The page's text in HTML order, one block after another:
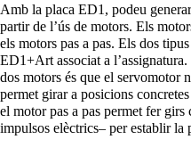
Amb la placa ED1, podeu
partir de l’ús de motors. Els
els motors pas a pas. Els dos
ED1+Art associat a
dos motors és que el servomotor
permet girar a posicions
el motor pas a pas permet fer girs
impulsos elèctrics– per establir la